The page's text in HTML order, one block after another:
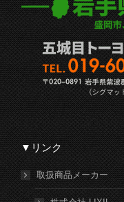
▼リンク
取扱商品メーカー